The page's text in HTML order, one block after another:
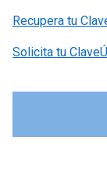
Recupera tu
Solicita tu